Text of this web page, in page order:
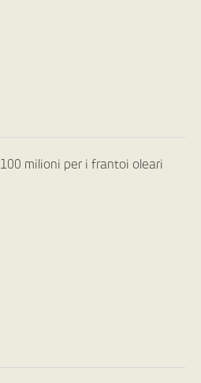
100 milioni per i frantoi oleari